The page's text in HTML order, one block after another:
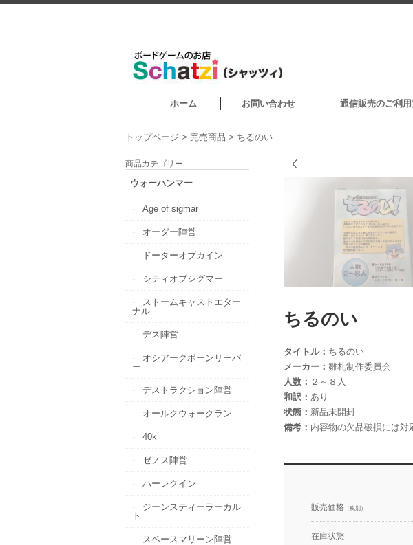
ホーム お問い合わせ 通信販売のご利
トップページ > 完売商品 > ちるのい
ちるのい
タイトル： ちるのい
メーカー： 雛札制作委員会
人数： ２～８人
和訳： あり
状態： 新品未開封
備考： 内容物の欠品破損には対
販売価格 （税別）
在庫状態
商品カテゴリー
ウォーハンマー
Age of sigmar
オーダー陣営
ドーターオブカイン
シティオブシグマー
ストームキャストエター
ナル
デス陣営
オシアークボーンリーパ
ー
デストラクション陣営
オールクウォークラン
40k
ゼノス陣営
ハーレクイン
ジーンスティーラーカル
ト
スペースマリーン陣営